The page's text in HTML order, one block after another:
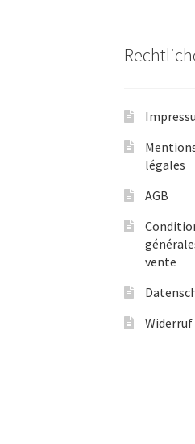
légales
AGB
vente
Widerruf